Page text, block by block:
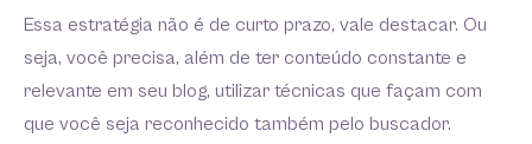
Essa estratégia não é de curto prazo, vale destacar. Ou
seja, você precisa, além de ter conteúdo constante e
relevante em seu blog, utilizar técnicas que façam com
que você seja reconhecido também pelo buscador.